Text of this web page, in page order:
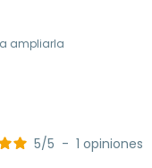
ampliarla
5/5 - 1 opiniones